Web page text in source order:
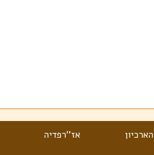
אז''רפדיה הארכיון